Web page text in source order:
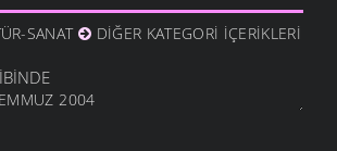
SANAT DIĞER KATEGORI İÇERIKLERI
2004